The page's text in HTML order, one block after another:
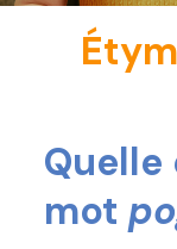
Quelle
mot